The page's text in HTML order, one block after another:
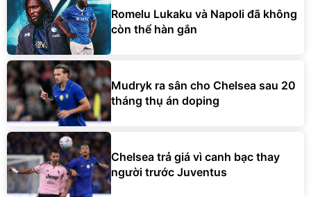
Romelu Lukaku và Napoli đã không
còn thể hàn gắn
Mudryk ra sân cho Chelsea sau 20
tháng thụ án doping
Chelsea trả giá vì canh bạc thay
người trước Juventus